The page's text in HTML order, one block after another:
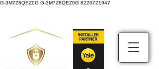
G-3M7Z8QEZ0G G-3M7Z8QEZ0G 8220721947